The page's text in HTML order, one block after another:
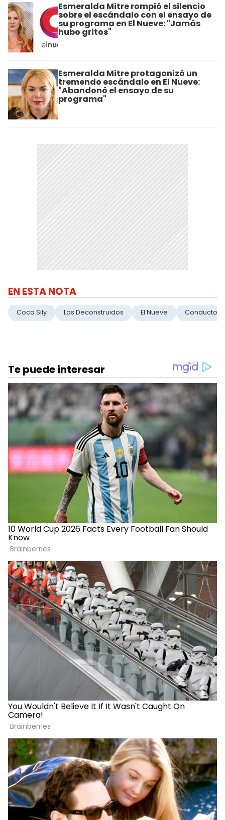
Esmeralda Mitre rompió el silencio
sobre el escándalo con el ensayo de
su programa en El Nueve: "Jamás
hubo gritos"
Esmeralda Mitre protagonizó un
tremendo escándalo en El Nueve:
"Abandonó el ensayo de su
programa"
EN ESTA NOTA
Coco Sily Los Deconstruidos El Nueve Conductor